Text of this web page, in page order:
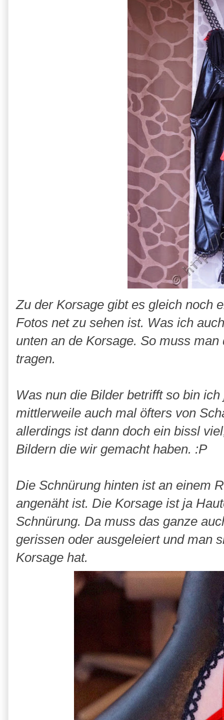
Zu der Korsage gibt es gleich noch
Fotos net zu sehen ist. Was ich
unten an de Korsage. So muss
tragen.
Was nun die Bilder betrifft so bin
mittlerweile auch mal öfters von
allerdings ist dann doch ein bissl
Bildern die wir gemacht haben. :P
Die Schnürung hinten ist an einem
angenäht ist. Die Korsage ist ja
Schnürung. Da muss das ganze
gerissen oder ausgeleiert und man
Korsage hat.